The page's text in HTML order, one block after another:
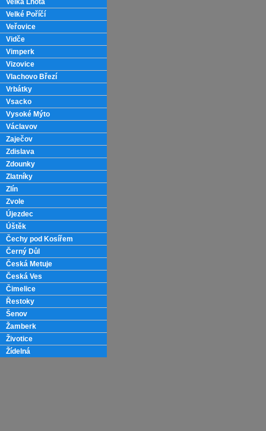
Velká Lhota
Velké Poříčí
Veřovice
Vidče
Vimperk
Vizovice
Vlachovo Březí
Vrbátky
Vsacko
Vysoké Mýto
Václavov
Zaječov
Zdislava
Zdounky
Zlatníky
Zlín
Zvole
Újezdec
Úštěk
Čechy pod Kosířem
Černý Důl
Česká Metuje
Česká Ves
Čimelice
Řestoky
Šenov
Žamberk
Životice
Žídelná